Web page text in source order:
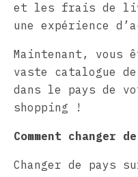
et les frais de
une expérience
Maintenant, vous
vaste catalogue
dans le pays de
shopping !
Comment changer
Changer de pays